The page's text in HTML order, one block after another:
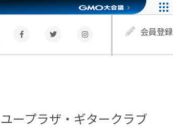
会員登録
ユープラザ・ギタークラブ